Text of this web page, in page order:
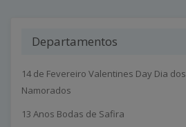
Departamentos
14 de Fevereiro Valentines Day Dia dos
Namorados
13 Anos Bodas de Safira